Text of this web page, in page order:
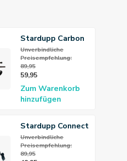
Stardupp Carbon
Pro Kajak-Paddel
Unverbindliche
Preisempfehlung:
89,95
59,95
Zum Warenkorb
hinzufügen
Stardupp Connect
Pump 12V
Unverbindliche
Preisempfehlung:
89,95